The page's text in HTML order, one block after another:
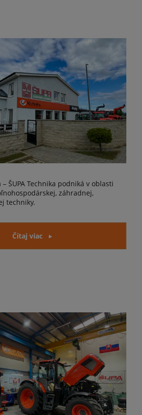
ŠUPA Technika podniká v oblasti
záhradnej,
techniky.
Čítaj viac